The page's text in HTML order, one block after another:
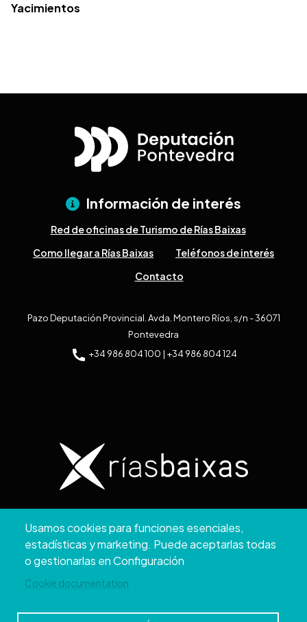
Yacimientos
Usamos cookies para funciones esenciales,
estadísticas y marketing. Puede aceptarlas todas
o gestionarlas en Configuración
Cookie documentation
Información de interés
Red de oficinas de Turismo de Rías Baixas
Como llegar a Rías Baixas
Teléfonos de interés
Contacto
Pazo Deputación Provincial. Avda. Montero Ríos, s/n - 36071
Pontevedra
+34 986 804 100 | +34 986 804 124
Reservados todos los derechos
Aviso
Accesibilidad Protección de